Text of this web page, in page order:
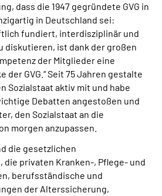
Kundenportal
dass die 1947 gegründete GVG in
in Deutschland sei:
fundiert, interdisziplinär und
diskutieren, ist dank der großen
der Mitglieder eine
der GVG.“ Seit 75 Jahren gestalte
Sozialstaat aktiv mit und habe
Debatten angestoßen und
den Sozialstaat an die
morgen anzupassen.
die gesetzlichen
die privaten Kranken-, Pflege- und
berufsständische und
der Alterssicherung,